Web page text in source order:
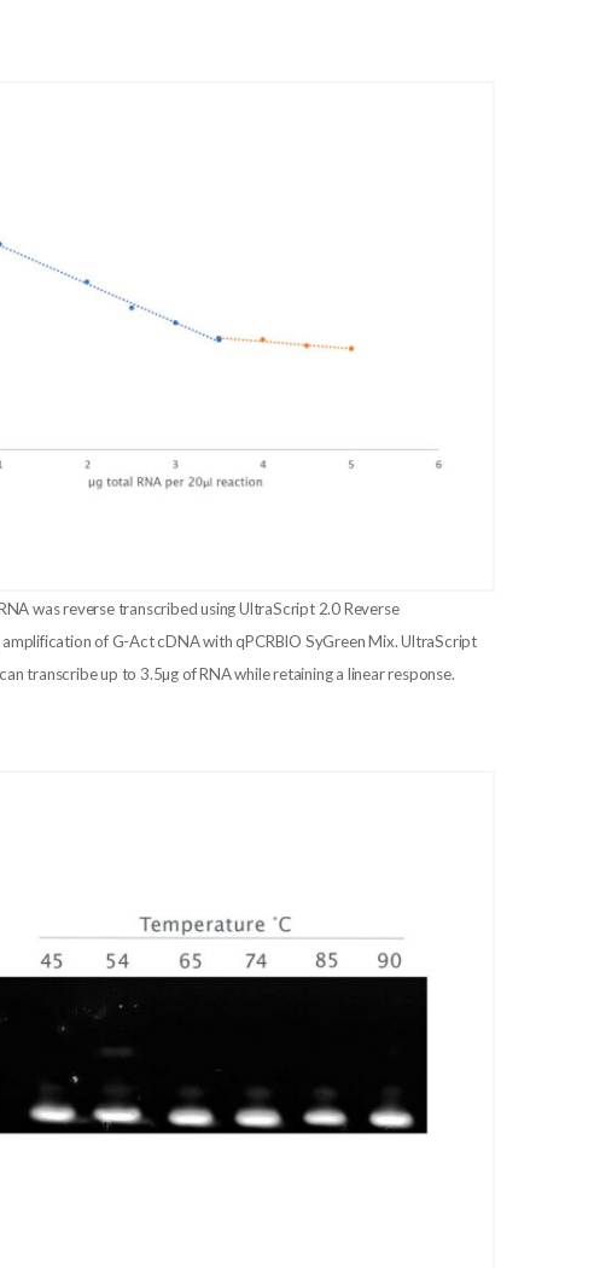
was reverse transcribed using UltraScript 2.0 Reverse
of G-Act cDNA with qPCRBIO SyGreen Mix. UltraScript
transcribe up to 3.5µg of RNA while retaining a linear response.